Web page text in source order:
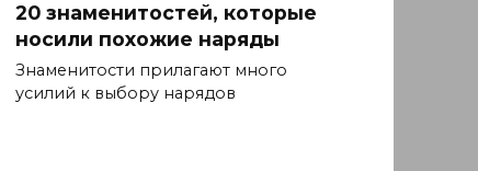
20 знаменитостей, которые
носили похожие наряды
Знаменитости прилагают много
усилий к выбору нарядов